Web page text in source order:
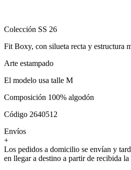
Colección SS 26
Fit Boxy, con silueta recta y estructura
Arte estampado
El modelo usa talle M
Composición 100% algodón
Código 2640512
Envíos
+
Los pedidos a domicilio se envían y
en llegar a destino a partir de recibida la